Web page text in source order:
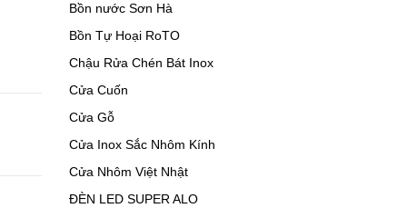
Bồn nước Sơn Hà
Bồn Tự Hoại RoTO
Chậu Rửa Chén Bát Inox
Cửa Cuốn
Cửa Gỗ
Cửa Inox Sắc Nhôm Kính
Cửa Nhôm Việt Nhật
ĐÈN LED SUPER ALO